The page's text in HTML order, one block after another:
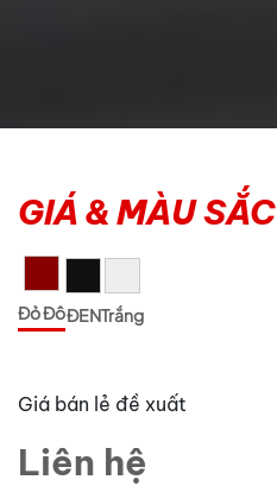
GIÁ & MÀU SẮC
Đỏ ĐôĐENTrắng
Giá bán lẻ đề xuất
Liên hệ